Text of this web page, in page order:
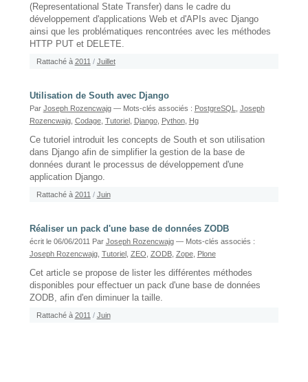
(Representational State Transfer) dans le cadre du
développement d'applications Web et d'APIs avec Django
ainsi que les problématiques rencontrées avec les méthodes
HTTP PUT et DELETE.
Rattaché à 2011 / Juillet
Utilisation de South avec Django
Par Joseph Rozencwajg — Mots-clés associés : PostgreSQL
Joseph
Rozencwajg, Codage, Tutoriel, Django, Python, Hg
Ce tutoriel introduit les concepts de South et son utilisation
dans Django afin de simplifier la gestion de la base de
données durant le processus de développement d'une
application Django.
Rattaché à 2011 / Juin
Réaliser un pack d'une base de données ZODB
écrit le 06/06/2011 Par Joseph Rozencwajg — Mots-clés associés :
Joseph Rozencwajg, Tutoriel, ZEO ZODB, Zope, Plone
Cet article se propose de lister les différentes méthodes
disponibles pour effectuer un pack d'une base de données
ZODB, afin d'en diminuer la taille.
Rattaché à 2011 / Juin